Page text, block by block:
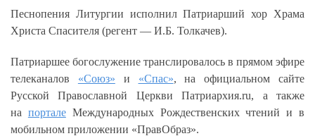
Песнопения Литургии исполнил Патриарший хор Храма
Христа Спасителя (регент — И.Б. Толкачев).
Патриаршее богослужение транслировалось в прямом эфире
телеканалов «Союз» и «Спас», на официальном сайте
Русской Православной Церкви Патриархия.ru, а также
на порталеМеждународных Рождественских чтений и в
мобильном приложении «ПравОбраз».